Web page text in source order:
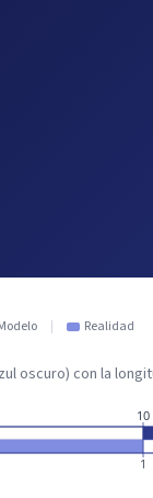
| Realidad
oscuro) con la
10
1